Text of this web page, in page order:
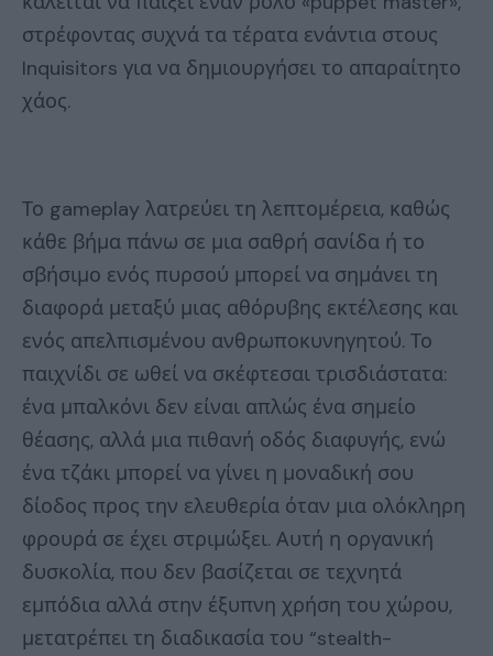
στρέφοντας συχνά τα τέρατα ενάντια στους
Inquisitors για να δημιουργήσει το απαραίτητο
χάος.
Το gameplay λατρεύει τη λεπτομέρεια, καθώς
κάθε βήμα πάνω σε μια σαθρή σανίδα ή το
σβήσιμο ενός πυρσού μπορεί να σημάνει τη
διαφορά μεταξύ μιας αθόρυβης εκτέλεσης και
ενός απελπισμένου ανθρωποκυνηγητού. Το
παιχνίδι σε ωθεί να σκέφτεσαι τρισδιάστατα:
ένα μπαλκόνι δεν είναι απλώς ένα σημείο
θέασης, αλλά μια πιθανή οδός διαφυγής, ενώ
ένα τζάκι μπορεί να γίνει η μοναδική σου
δίοδος προς την ελευθερία όταν μια ολόκληρη
φρουρά σε έχει στριμώξει. Αυτή η οργανική
δυσκολία, που δεν βασίζεται σε τεχνητά
εμπόδια αλλά στην έξυπνη χρήση του χώρου,
μετατρέπει τη διαδικασία του “stealth-